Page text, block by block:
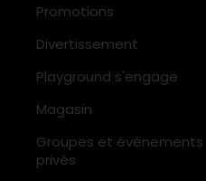
Pour être
moins un
Il y a un
Promotions
Divertissement
Playground s'engage
Magasin
Groupes et événements
privés